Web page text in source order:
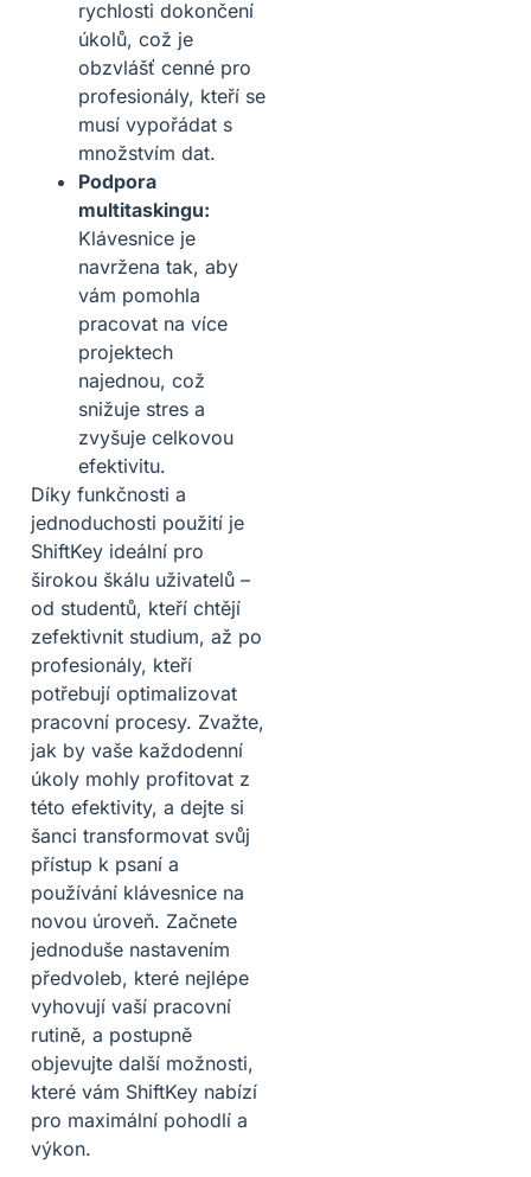
rychlosti dokončení
úkolů, což je
obzvlášť cenné pro
profesionály, kteří se
musí vypořádat s
množstvím dat.
Podpora
multitaskingu:
Klávesnice je
navržena tak, aby
vám pomohla
pracovat na více
projektech
najednou, což
snižuje stres a
zvyšuje celkovou
efektivitu.
Díky funkčnosti a
jednoduchosti použití je
ShiftKey ideální pro
širokou škálu uživatelů –
od studentů, kteří chtějí
zefektivnit studium, až po
profesionály, kteří
potřebují optimalizovat
pracovní procesy. Zvažte,
jak by vaše každodenní
úkoly mohly profitovat z
této efektivity, a dejte si
šanci transformovat svůj
přístup k psaní a
používání klávesnice na
novou úroveň. Začnete
jednoduše nastavením
předvoleb, které nejlépe
vyhovují vaší pracovní
rutině, a postupně
objevujte další možnosti,
které vám ShiftKey nabízí
pro maximální pohodlí a
výkon.